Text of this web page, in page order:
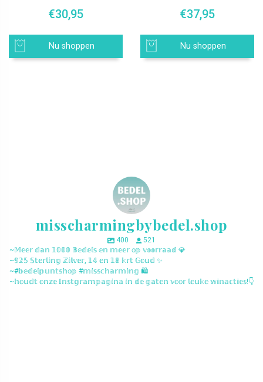
€30,95
Nu shoppen
€37,95
Nu shoppen
misscharmingbybedel.shop
400
521
~𝕄𝕖𝕖𝕣 𝕕𝕒𝕟 𝟙𝟘𝟘𝟘 𝔹𝕖𝕕𝕖𝕝𝕤 𝕖𝕟 𝕞𝕖𝕖𝕣 𝕠𝕡 𝕧𝕠𝕠𝕣𝕣𝕒𝕒𝕕 💎
~𝟡𝟚𝟝 𝕊𝕥𝕖𝕣𝕝𝕚𝕟𝕘 ℤ𝕚𝕝𝕧𝕖𝕣, 𝟙𝟜 𝕖𝕟 𝟙𝟠 𝕜𝕣𝕥 𝔾𝕠𝕦𝕕 ✨
~#𝕓𝕖𝕕𝕖𝕝𝕡𝕦𝕟𝕥𝕤𝕙𝕠𝕡 #𝕞𝕚𝕤𝕤𝕔𝕙𝕒𝕣𝕞𝕚𝕟𝕘 🛍️
~𝕙𝕠𝕦𝕕𝕥 𝕠𝕟𝕫𝕖 𝕀𝕟𝕤𝕥𝕘𝕣𝕒𝕞𝕡𝕒𝕘𝕚𝕟𝕒 𝕚𝕟 𝕕𝕖 𝕘𝕒𝕥𝕖𝕟 𝕧𝕠𝕠𝕣 𝕝𝕖𝕦𝕜𝕖 𝕨𝕚𝕟𝕒𝕔𝕥𝕚𝕖𝕤!👇